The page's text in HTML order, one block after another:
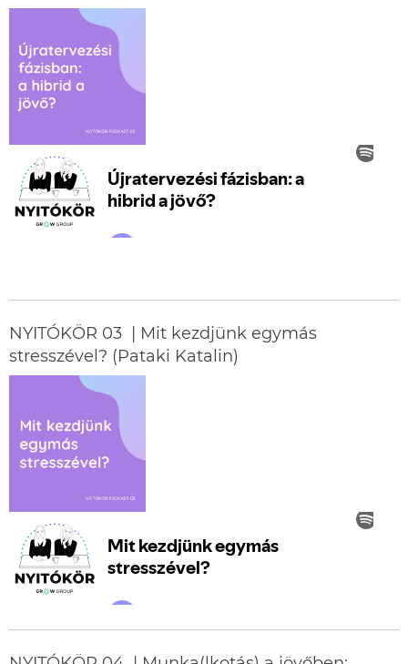
NYITÓKÖR 03 | Mit kezdjünk egymás
stresszével? (Pataki Katalin)